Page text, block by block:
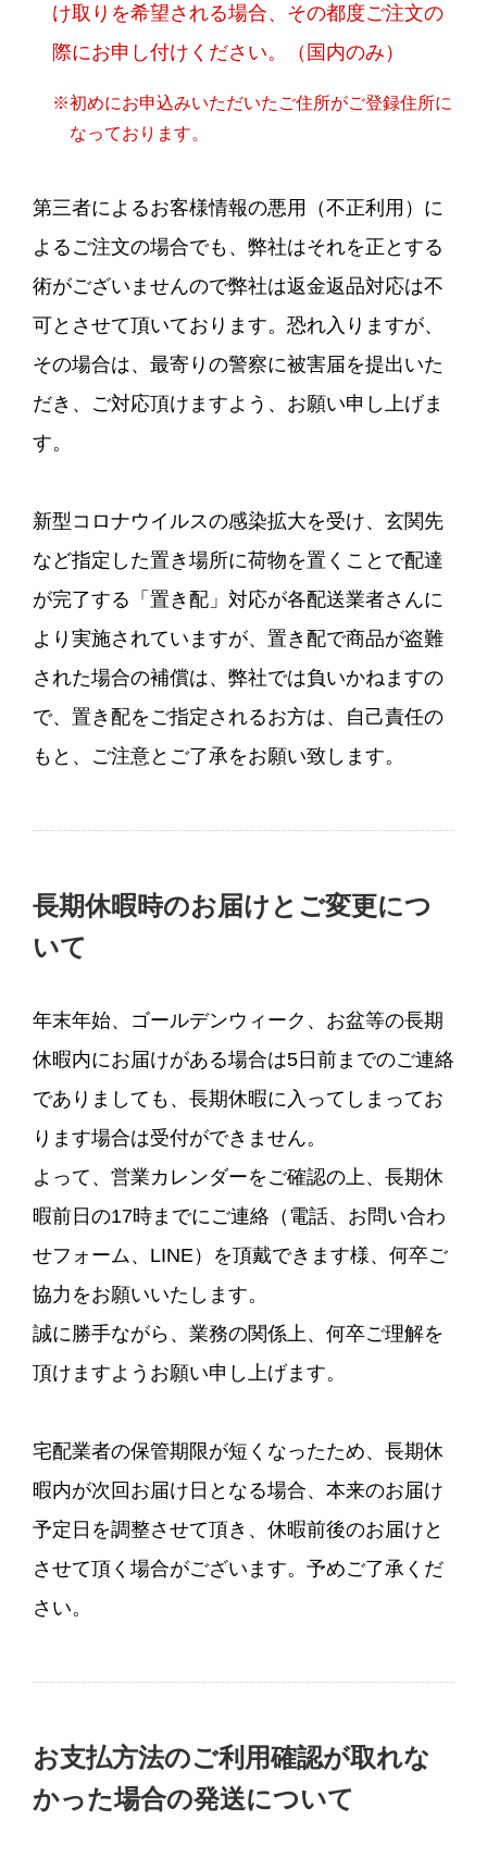
け取りを希望される場合、その都度ご注文の
際にお申し付けください。（国内のみ）
※初めにお申込みいただいたご住所がご登録住所に
なっております。
第三者によるお客様情報の悪用（不正利用）に
よるご注文の場合でも、弊社はそれを正とする
術がございませんので弊社は返金返品対応は不
可とさせて頂いております。恐れ入りますが、
その場合は、最寄りの警察に被害届を提出いた
だき、ご対応頂けますよう、お願い申し上げま
す。
新型コロナウイルスの感染拡大を受け、玄関先
など指定した置き場所に荷物を置くことで配達
が完了する「置き配」対応が各配送業者さんに
より実施されていますが、置き配で商品が盗難
された場合の補償は、弊社では負いかねますの
で、置き配をご指定されるお方は、自己責任の
もと、ご注意とご了承をお願い致します。
長期休暇時のお届けとご変更につ
いて
年末年始、ゴールデンウィーク、お盆等の長期
休暇内にお届けがある場合は5日前までのご連絡
でありましても、長期休暇に入ってしまってお
ります場合は受付ができません。
よって、営業カレンダーをご確認の上、長期休
暇前日の17時までにご連絡（電話、お問い合わ
せフォーム、LINE）を頂戴できます様、何卒ご
協力をお願いいたします。
誠に勝手ながら、業務の関係上、何卒ご理解を
頂けますようお願い申し上げます。
宅配業者の保管期限が短くなったため、長期休
暇内が次回お届け日となる場合、本来のお届け
予定日を調整させて頂き、休暇前後のお届けと
させて頂く場合がございます。予めご了承くだ
さい。
お支払方法のご利用確認が取れな
かった場合の発送について